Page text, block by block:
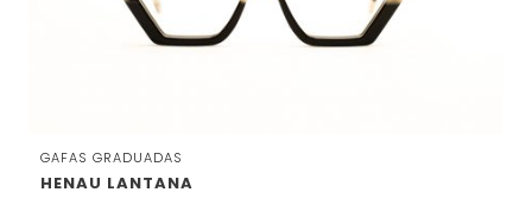
GAFAS GRADUADAS
HENAU LANTANA